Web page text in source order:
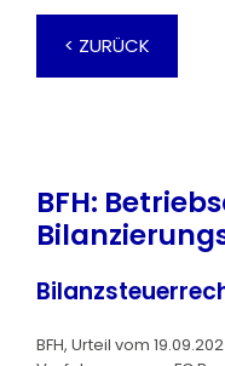
< ZURÜCK
BFH:
BFH, Urteil vom